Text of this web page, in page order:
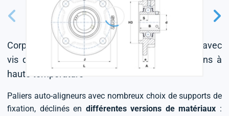
Corps en fonte, roulement à billes à insert radial avec
vis de fixation, joint labyrinthe, pour applications à
haute température
Paliers auto-aligneurs avec nombreux choix de supports de
fixation, déclinés en différentes versions de matériaux :